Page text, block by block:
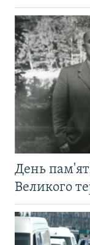
День
Великого